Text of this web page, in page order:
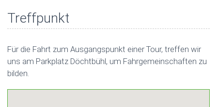
Treffpunkt
Für die Fahrt zum Ausgangspunkt einer Tour, treffen wir
uns am Parkplatz Döchtbühl, um Fahrgemeinschaften zu
bilden.